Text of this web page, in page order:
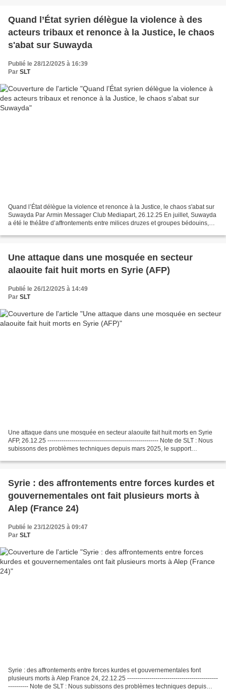
Quand l’État syrien délègue la violence à des
acteurs tribaux et renonce à la Justice, le chaos
s'abat sur Suwayda
Publié le 28/12/2025 à 16:39
Par SLT
Quand l’État délègue la violence et renonce à la Justice, le chaos s'abat sur
Suwayda Par Armin Messager Club Mediapart, 26.12.25 En juillet, Suwayda
a été le théâtre d’affrontements entre milices druzes et groupes bédouins,
Une attaque dans une mosquée en secteur
alaouite fait huit morts en Syrie (AFP)
Publié le 26/12/2025 à 14:49
Par SLT
Une attaque dans une mosquée en secteur alaouite fait huit morts en Syrie
AFP, 26.12.25 ------------------------------------------------------- Note de SLT : Nous
subissons des problèmes techniques depuis mars 2025, le support
Syrie : des affrontements entre forces kurdes et
gouvernementales ont fait plusieurs morts à
Alep (France 24)
Publié le 23/12/2025 à 09:47
Par SLT
Syrie : des affrontements entre forces kurdes et gouvernementales font
plusieurs morts à Alep France 24, 22.12.25 ---------------------------------------------
---------- Note de SLT : Nous subissons des problèmes techniques depuis